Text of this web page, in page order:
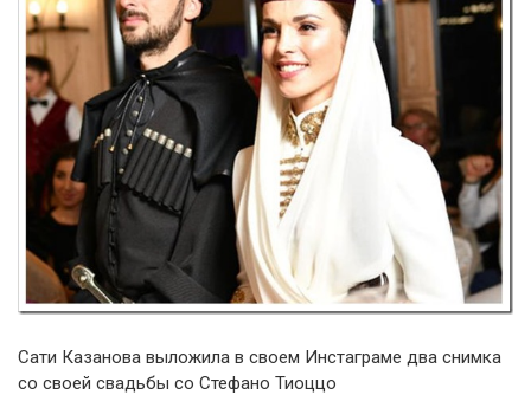
Сати Казанова выложила в своем Инстаграме два снимка
со своей свадьбы со Стефано Тиоццо